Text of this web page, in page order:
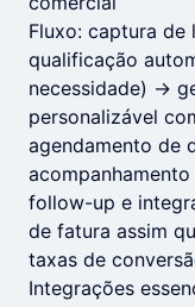
Fluxo: captura
qualificação
necessidade) →
personalizável
agendamento de
follow-up e
de fatura assim
taxas de
Integrações